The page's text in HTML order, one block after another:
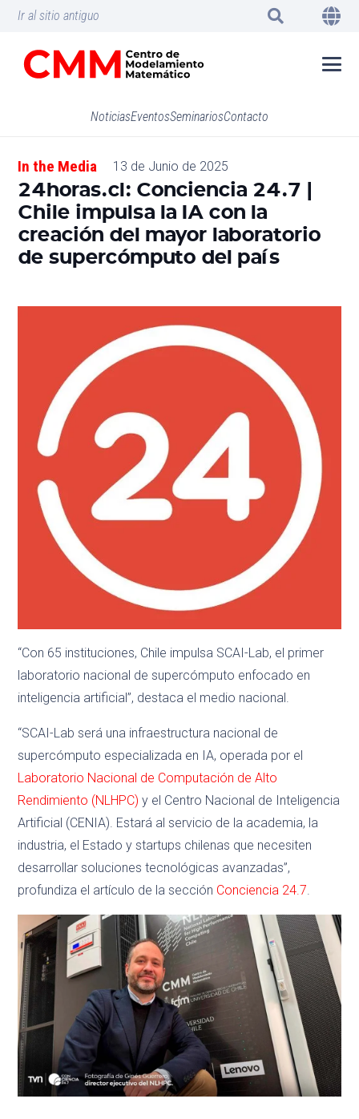
Ir al sitio antiguo
NoticiasEventosSeminariosContacto
In the Media 13 de Junio de 2025
24horas.cl: Conciencia 24.7 |
Chile impulsa la IA con la
creación del mayor laboratorio
de supercómputo del país
“Con 65 instituciones, Chile impulsa SCAI-Lab, el primer
laboratorio nacional de supercómputo enfocado en
inteligencia artificial”, destaca el medio nacional.
“SCAI-Lab será una infraestructura nacional de
supercómputo especializada en IA, operada por el
Laboratorio Nacional de Computación de Alto
Rendimiento (NLHPC) y el Centro Nacional de Inteligencia
Artificial (CENIA). Estará al servicio de la academia, la
industria, el Estado y startups chilenas que necesiten
desarrollar soluciones tecnológicas avanzadas”,
profundiza el artículo de la sección Conciencia 24.7.